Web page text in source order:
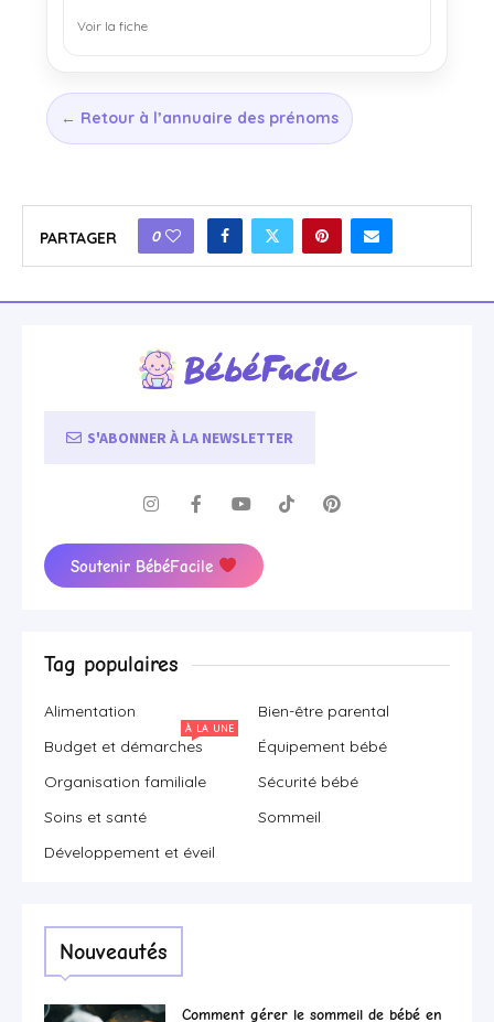
Voir la fiche
← Retour à l’annuaire des prénoms
PARTAGER 0
S'ABONNER À LA NEWSLETTER
Soutenir BébéFacile
Tag populaires
Alimentation
Bien-être parental
Budget et démarches
À LA UNE
Équipement bébé
Organisation familiale
Sécurité bébé
Soins et santé
Sommeil
Développement et éveil
Nouveautés
Comment gérer le sommeil de bébé en